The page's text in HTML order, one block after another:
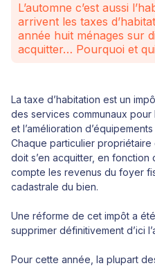
L’automne c’est aussi
arrivent les taxes
année huit ménages sur
acquitter… Pourquoi et
La taxe d’habitation est un
des services communaux
et l’amélioration
Chaque particulier propriétaire
doit s’en acquitter, en fonction
compte les revenus du foyer
cadastrale du bien.
Une réforme de cet impôt a
supprimer définitivement d’ici
Pour cette année, la plupart